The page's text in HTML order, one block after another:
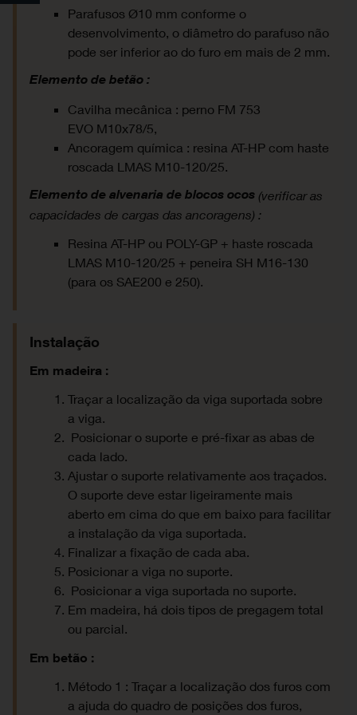
Parafusos Ø10 mm conforme o
desenvolvimento, o diâmetro do parafuso não
pode ser inferior ao do furo em mais de 2 mm.
Elemento de betão :
Cavilha mecânica : perno FM 753
EVO M10x78/5,
Ancoragem química : resina AT-HP com haste
roscada LMAS M10-120/25.
Elemento de alvenaria de blocos ocos (verificar as
capacidades de cargas das ancoragens) :
Resina AT-HP ou POLY-GP + haste roscada
LMAS M10-120/25 + peneira SH M16-130
(para os SAE200 e 250).
Instalação
Em madeira :
Traçar a localização da viga suportada sobre
a viga.
Posicionar o suporte e pré-fixar as abas de
cada lado.
Ajustar o suporte relativamente aos traçados.
O suporte deve estar ligeiramente mais
aberto em cima do que em baixo para facilitar
a instalação da viga suportada.
Finalizar a fixação de cada aba.
Posicionar a viga no suporte.
Posicionar a viga suportada no suporte.
Em madeira, há dois tipos de pregagem total
ou parcial.
Em betão :
Método 1 : Traçar a localização dos furos com
a ajuda do quadro de posições dos furos,